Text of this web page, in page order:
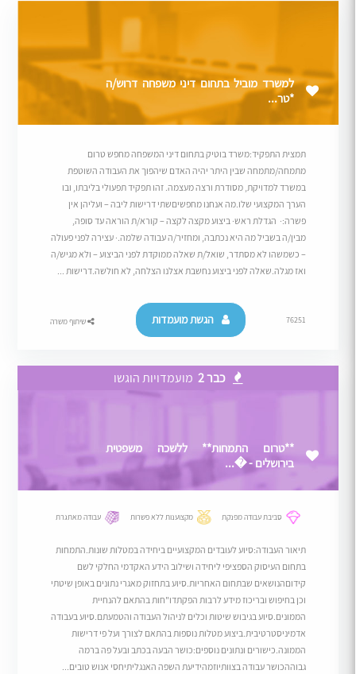
למשרד מוביל בתחום דיני משפחה דרוש/ה
*טר...
תמצית התפקיד:משרד בוטיק בתחום דיני המשפחה מחפש טרום
מתמחה/מתמחה שבין היתר יהיה האדם שיהפוך את העבודה השוטפת
במשרד למדויקת, מסודרת ורצה מעצמה. זהו תפקיד תפעולי בליבתו, ובו
הערך המקצועי שלו.מה אנחנו מחפשיםשתי דרישות ליבה – ועליהן אין
פשרה:· הגדלת ראש· ביצוע מקצה לקצה – קורא/ת הוראה עד סופה,
מבין/ה בשביל מה היא נכתבה, ומחזיר/ה עבודה שלמה.· עצירה לפני פעולה
– כשמשהו לא מסתדר, שואל/ת שאלה ממוקדת לפני הביצוע – ולא מגיש/ה
ואז מגלה.שאלה לפני ביצוע נחשבת אצלנו הצלחה, לא חולשה.דרישות ...
76251 הגשת מועמדות שיתוף משרה
כבר 2 מועמדויות הוגשו
**טרום התמחות** ללשכה משפטית
בירושלים - �...
סביבת עבודה מפנקת מקצוענות ללא פשרות עבודה מאתגרת
תיאור העבודה:סיוע לעובדים המקצועיים ביחידה במטלות שונות.התמחות
בתחום העיסוק הספציפי ליחידה ושילוב הידע האקדמי החלקי לשם
קידוםהנושאים שבתחום האחריות.סיוע בתחזוק מאגרי נתונים באופן שיטתי
וכן בחיפוש ובריכוז מידע לרבות הפקתדו"חות בהתאם להנחיית
הממונים.סיוע בגיבוש שיטות וכלים לניהול העבודה והטמעתם.סיוע בעבודה
אדמיניסטרטיבית.ביצוע מטלות נוספות בהתאם לצורך ועל פי דרישות
הממונה.כישורים ונתונים נוספים:כושר הבעה בכתב ובעל פה ברמה
גבוההכושר עבודה בצוותיוזמהידיעת השפה האנגליתיחסי אנוש טובים...